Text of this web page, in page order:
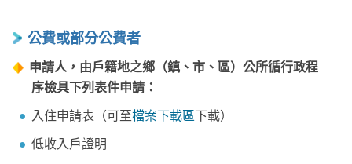
公費或部分公費者
申請人，由戶籍地之鄉（鎮、市、區）公所循行政程
序檢具下列表件申請：
入住申請表（可至檔案下載區下載）
低收入戶證明